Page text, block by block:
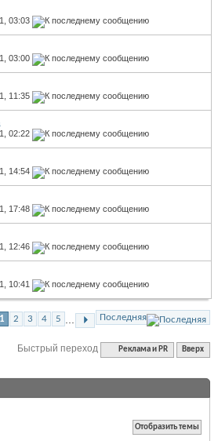
03:03
03:00
11:35
02:22
14:54
17:48
12:46
10:41
1 2 3 4 5 ... Последняя
Быстрый переход Реклама и PR Вверх